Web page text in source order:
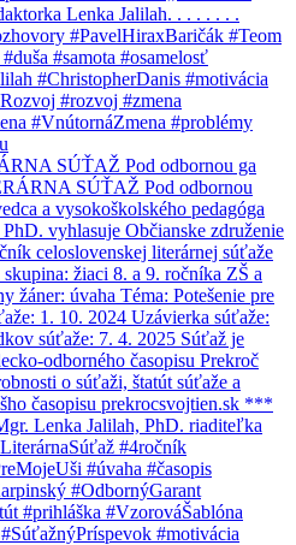
SÚŤAŽ Pod odbornou ga